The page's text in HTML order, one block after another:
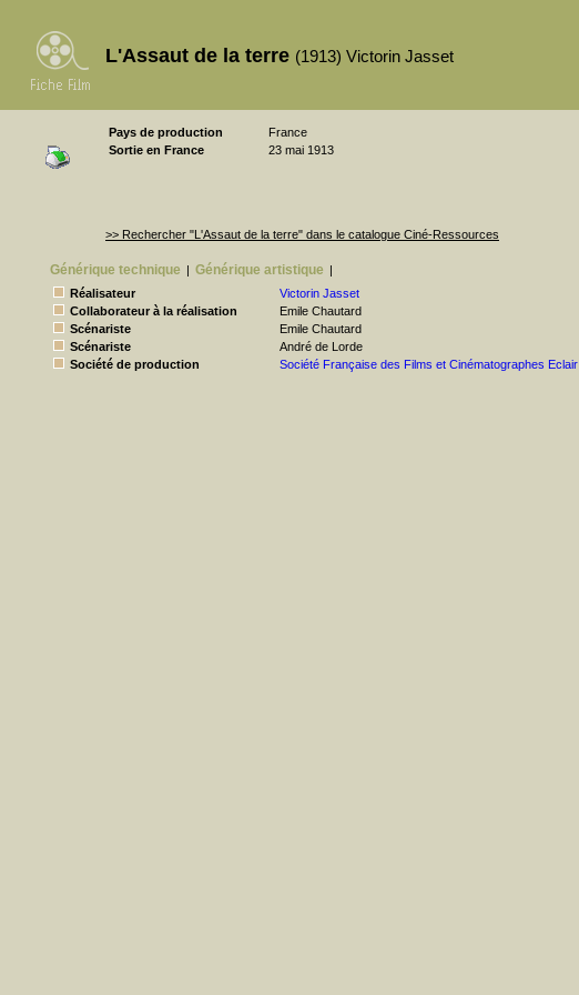
L'Assaut de la terre (1913) Victorin Jasset
Pays de production
France
Sortie en France
23 mai 1913
>> Rechercher "L'Assaut de la terre" dans le catalogue Ciné-Ressources
Générique technique | Générique artistique |
Réalisateur
Victorin Jasset
Collaborateur à la réalisation
Emile Chautard
Scénariste
Emile Chautard
Scénariste
André de Lorde
Société de production
Société Française des Films et Cinématographes Eclair